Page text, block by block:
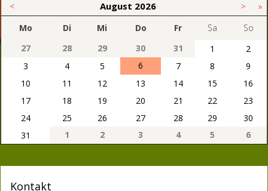
< August 2026 > »
Mo Di Mi Do Fr Sa
So
27
28 29 30 31 1
2
3
4 5 6 7 8
9
10
11 12 13 14 15
16
17
18 19 20 21 22
23
24
25 26 27 28 29
30
31
1 2 3 4 5 6
Kontakt